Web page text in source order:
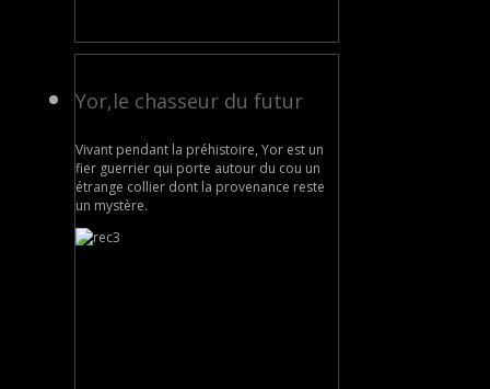
Yor,le chasseur du futur
Vivant pendant la préhistoire, Yor est un
fier guerrier qui porte autour du cou un
étrange collier dont la provenance reste
un mystère.